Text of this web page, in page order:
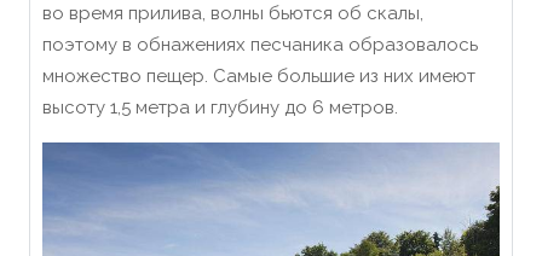
во время прилива, волны бьются об скалы,
поэтому в обнажениях песчаника образовалось
множество пещер. Самые большие из них имеют
высоту 1,5 метра и глубину до 6 метров.